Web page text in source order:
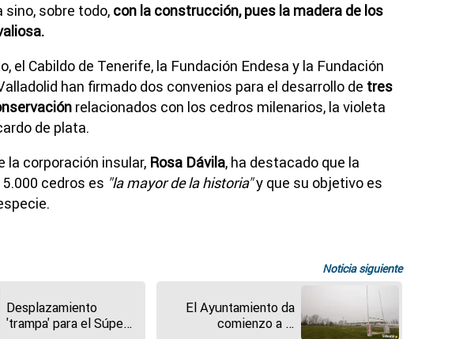
sino, sobre todo, con la construcción, pues la madera de los
el Cabildo de Tenerife, la Fundación Endesa y la Fundación
han firmado dos convenios para el desarrollo de tres
relacionados con los cedros milenarios, la violeta
de plata.
la corporación insular, Rosa Dávila, ha destacado que la
cedros es "la mayor de la historia"y que su objetivo es
Desplazamiento
'trampa' para el Súper
Noticia siguiente
El Ayuntamiento da
comienzo a la